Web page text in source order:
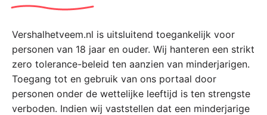
Vershalhetveem.nl is uitsluitend toegankelijk voor
personen van 18 jaar en ouder. Wij hanteren een strikt
zero tolerance-beleid ten aanzien van minderjarigen.
Toegang tot en gebruik van ons portaal door
personen onder de wettelijke leeftijd is ten strengste
verboden. Indien wij vaststellen dat een minderjarige